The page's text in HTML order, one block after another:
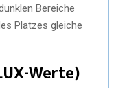
Bereiche
Platzes gleiche
Werte)